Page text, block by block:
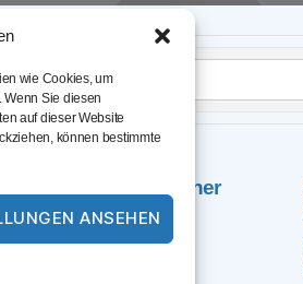
wie Cookies, um
Sie diesen
auf dieser Website
können bestimmte
ANSEHEN
Alexander Diesner
Straße 13